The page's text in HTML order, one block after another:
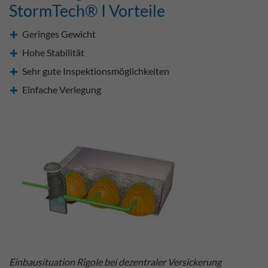
StormTech® I Vorteile
Geringes Gewicht
Hohe Stabilität
Sehr gute Inspektionsmöglichkeiten
Einfache Verlegung
Einbausituation Rigole bei dezentraler Versickerung